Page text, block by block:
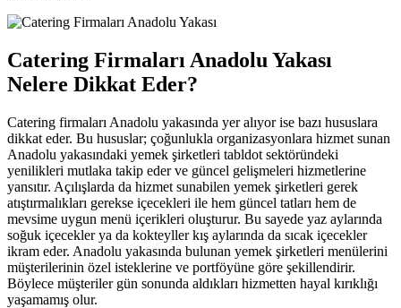
Catering Firmaları Anadolu Yakası
Nelere Dikkat Eder?
Catering firmaları Anadolu yakasında yer alıyor ise bazı hususlara
dikkat eder. Bu hususlar; çoğunlukla organizasyonlara hizmet sunan
Anadolu yakasındaki yemek şirketleri tabldot sektöründeki
yenilikleri mutlaka takip eder ve güncel gelişmeleri hizmetlerine
yansıtır. Açılışlarda da hizmet sunabilen yemek şirketleri gerek
atıştırmalıkları gerekse içecekleri ile hem güncel tatları hem de
mevsime uygun menü içerikleri oluşturur. Bu sayede yaz aylarında
soğuk içecekler ya da kokteyller kış aylarında da sıcak içecekler
ikram eder. Anadolu yakasında bulunan yemek şirketleri menülerini
müşterilerinin özel isteklerine ve portföyüne göre şekillendirir.
Böylece müşteriler gün sonunda aldıkları hizmetten hayal kırıklığı
yaşamamış olur.